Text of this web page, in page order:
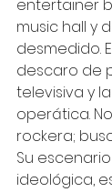
entertainer
music hall y
desmedido.
descaro de
televisiva y
operática.
rockera;
Su
ideológica,